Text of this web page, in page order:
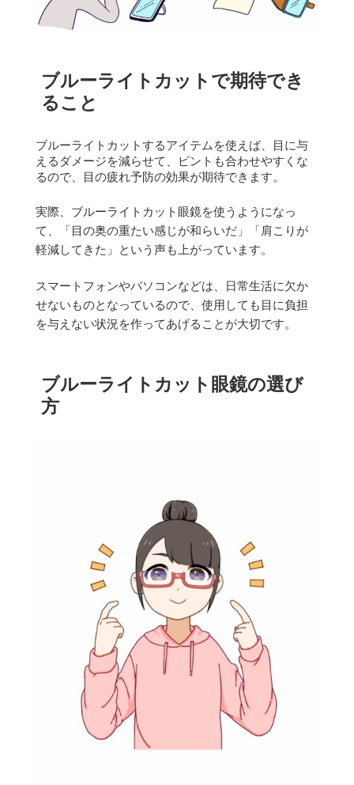
ブルーライトカットで期待でき
ること
ブルーライトカットするアイテムを使えば、目に与
えるダメージを減らせて、ピントも合わせやすくな
るので、目の疲れ予防の効果が期待できます。
実際、ブルーライトカット眼鏡を使うようになっ
て、
「目の奥の重たい感じが和らいだ」
「肩こりが
軽減してきた」
という声も上がっています。
スマートフォンやパソコンなどは、日常生活に欠か
せないものとなっているので、使用しても目に負担
を与えない状況を作ってあげることが大切です。
ブルーライトカット眼鏡の選び
方